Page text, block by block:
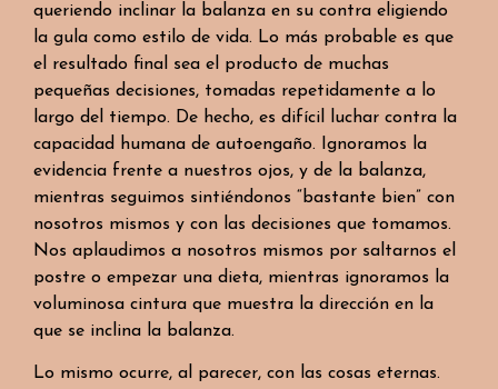
queriendo inclinar la balanza en su contra eligiendo
la gula como estilo de vida. Lo más probable es que
el resultado final sea el producto de muchas
pequeñas decisiones, tomadas repetidamente a lo
largo del tiempo. De hecho, es difícil luchar contra la
capacidad humana de autoengaño. Ignoramos la
evidencia frente a nuestros ojos, y de la balanza,
mientras seguimos sintiéndonos “bastante bien” con
nosotros mismos y con las decisiones que tomamos.
Nos aplaudimos a nosotros mismos por saltarnos el
postre o empezar una dieta, mientras ignoramos la
voluminosa cintura que muestra la dirección en la
que se inclina la balanza.
Lo mismo ocurre, al parecer, con las cosas eternas.